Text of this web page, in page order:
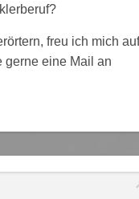
freu ich mich
gerne eine Mail an